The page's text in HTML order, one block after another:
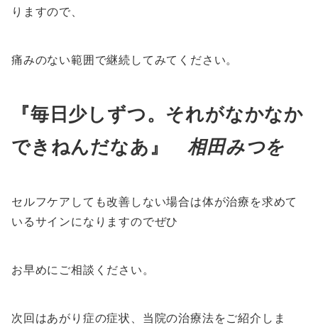
りますので、
痛みのない範囲で継続してみてください。
『毎日少しずつ。それがなかなか
できねんだなあ』相田みつを
セルフケアしても改善しない場合は体が治療を求めて
いるサインになりますのでぜひ
お早めにご相談ください。
次回はあがり症の症状、当院の治療法をご紹介しま